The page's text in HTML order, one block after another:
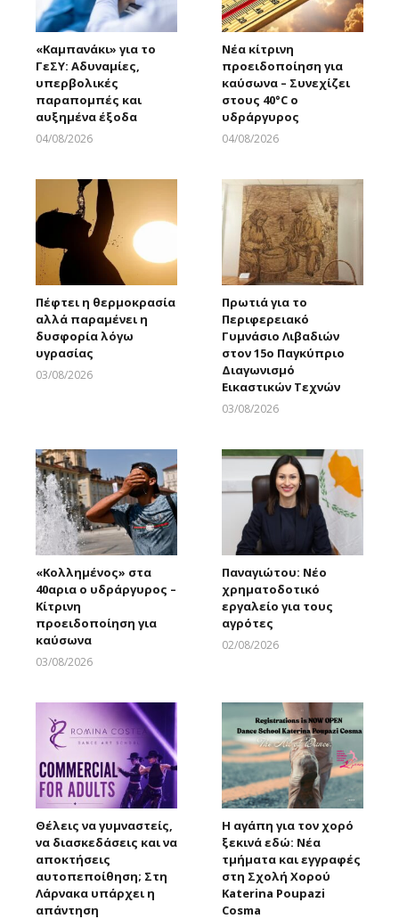
«Καμπανάκι» για το
ΓεΣΥ: Αδυναμίες,
υπερβολικές
παραπομπές και
αυξημένα έξοδα
04/08/2026
Νέα κίτρινη
προειδοποίηση για
καύσωνα – Συνεχίζει
στους 40°C ο
υδράργυρος
04/08/2026
Πέφτει η θερμοκρασία
αλλά παραμένει η
δυσφορία λόγω
υγρασίας
03/08/2026
Πρωτιά για το
Περιφερειακό
Γυμνάσιο Λιβαδιών
στον 15ο Παγκύπριο
Διαγωνισμό
Εικαστικών Τεχνών
03/08/2026
«Κολλημένος» στα
40αρια ο υδράργυρος –
Κίτρινη
προειδοποίηση για
καύσωνα
03/08/2026
Παναγιώτου: Νέο
χρηματοδοτικό
εργαλείο για τους
αγρότες
02/08/2026
Θέλεις να γυμναστείς,
να διασκεδάσεις και να
αποκτήσεις
αυτοπεποίθηση; Στη
Λάρνακα υπάρχει η
απάντηση
Η αγάπη για τον χορό
ξεκινά εδώ: Νέα
τμήματα και εγγραφές
στη Σχολή Χορού
Katerina Poupazi
Cosma